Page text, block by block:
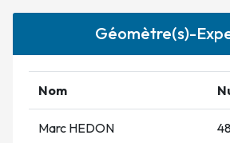
Géomètre(s)-
Nom
Marc HEDON